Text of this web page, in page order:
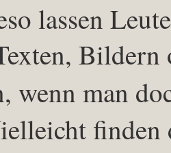
lassen
wenn man
finden